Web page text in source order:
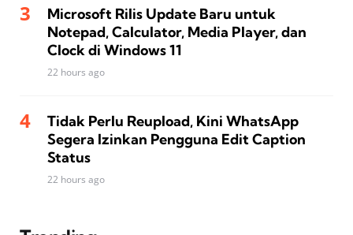
Microsoft Rilis Update Baru untuk
Notepad, Calculator, Media Player, dan
Clock di Windows 11
22 hours ago
Tidak Perlu Reupload, Kini WhatsApp
Segera Izinkan Pengguna Edit Caption
Status
22 hours ago